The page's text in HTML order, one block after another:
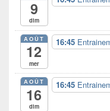
pour
barre
latérale
9
dim
AOÛT
12
mer
16:45
AOÛT
16
dim
16:45